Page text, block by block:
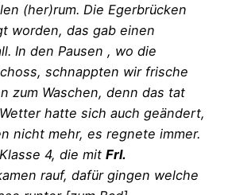
(her)rum. Die Egerbrücken
worden, das gab einen
In den Pausen , wo die
schnappten wir frische
zum Waschen, denn das tat
hatte sich auch geändert,
nicht mehr, es regnete immer.
4, die mit Frl.
rauf, dafür gingen welche